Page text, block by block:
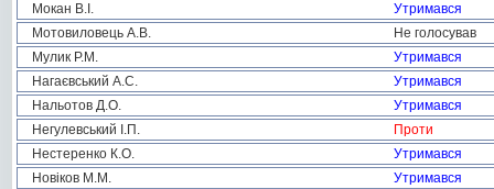
Мокан В.І.
Утримався
Мотовиловець А.В.
Не голосував
Мулик Р.М.
Утримався
Нагаєвський А.С.
Утримався
Нальотов Д.О.
Утримався
Негулевський І.П.
Проти
Нестеренко К.О.
Утримався
Новіков М.М.
Утримався